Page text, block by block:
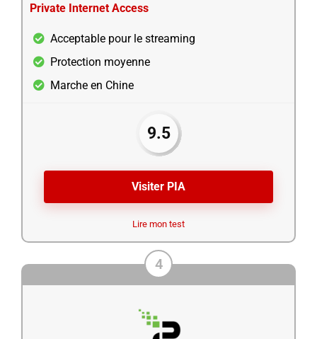
Private Internet Access
Acceptable pour le streaming
Protection moyenne
Marche en Chine
9.5
Visiter PIA
Lire mon test
4